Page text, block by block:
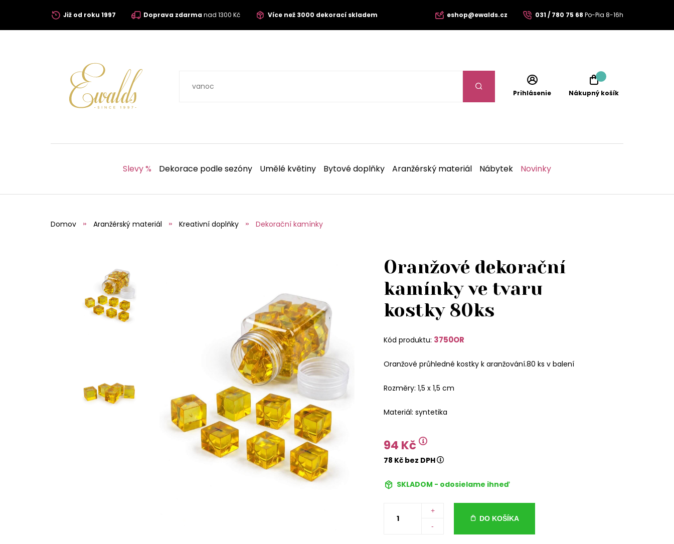
Již od roku 1997 Doprava zdarmanad 1300 Kč Více než 3000 dekorací skladem eshop@ewalds.cz 031 / 780 75 68 Po-Pia 8-16h
Prihlásenie Nákupný košík
Slevy % Dekorace podle sezóny Umělé květiny Bytové doplňky Aranžérský materiál Nábytek Novinky
Domov Aranžérský materiál Kreativní doplňky Dekorační kamínky
Oranžové dekorační
kamínky ve tvaru
kostky 80ks
Kód produktu: 3750OR
Oranžové průhledné kostky k aranžování.80 ks v balení
Rozměry: 1,5 x 1,5 cm
Materiál: syntetika
94 Kč
78 Kč bez DPH
SKLADOM - odosielame ihneď
+
-
DO KOŠÍKA